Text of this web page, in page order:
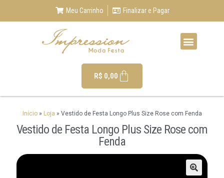
Meu Carrinho Finalizar e Pagar
R$ 0,00
Início» Loja » Vestido de Festa Longo Plus Size Rose com Fenda
Vestido de Festa Longo Plus Size Rose com
Fenda